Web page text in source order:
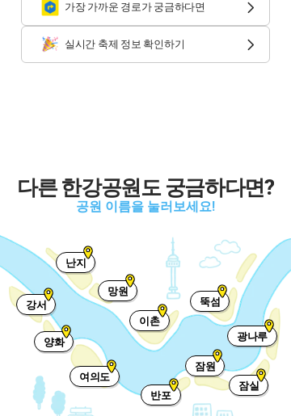
가장 가까운 경로가 궁금하다면
실시간 축제 정보 확인하기
다른 한강공원도 궁금하다면?
공원 이름을 눌러보세요!
망원
이촌
강서
난지
양화
뚝섬
광나루
잠실
잠원
반포
여의도